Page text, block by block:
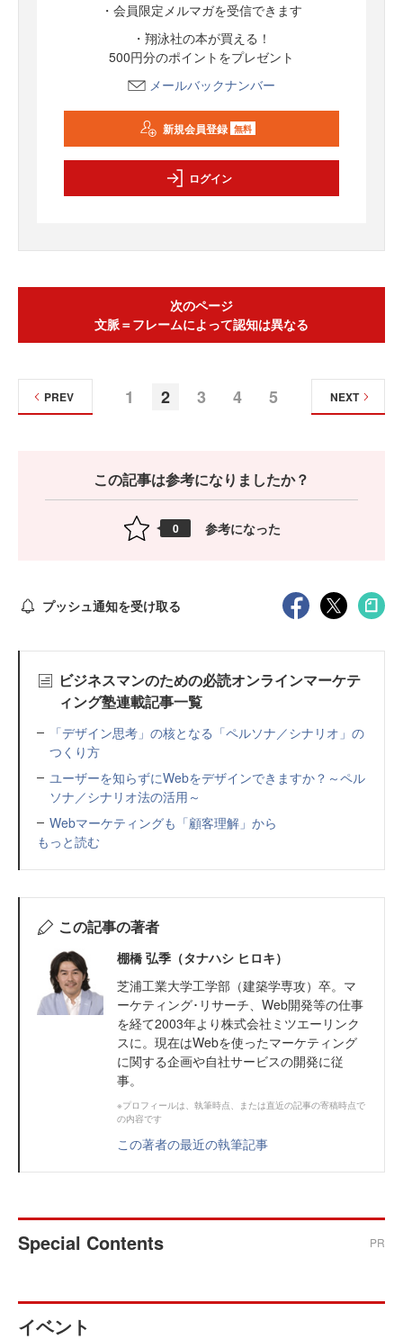
・会員限定メルマガを受信できます
・翔泳社の本が買える！
500円分のポイントをプレゼント
メールバックナンバー
新規会員登録 無料
ログイン
次のページ
文脈＝フレームによって認知は異なる
1 2 3 4 5
PREV NEXT
この記事は参考になりましたか？
0 参考になった
プッシュ通知を受け取る
ビジネスマンのための必読オンラインマーケテ
ィング塾連載記事一覧
「デザイン思考」の核となる「ペルソナ／シナリオ」の
つくり方
ユーザーを知らずにWebをデザインできますか？～ペル
ソナ／シナリオ法の活用～
Webマーケティングも「顧客理解」から
もっと読む
この記事の著者
棚橋 弘季（タナハシ ヒロキ）
芝浦工業大学工学部（建築学専攻）卒。マ
ーケティング･リサーチ、Web開発等の仕事
を経て2003年より株式会社ミツエーリンク
スに。現在はWebを使ったマーケティング
に関する企画や自社サービスの開発に従
事。
※プロフィールは、執筆時点、または直近の記事の寄稿時点で
の内容です
この著者の最近の執筆記事
Special Contents PR
イベント